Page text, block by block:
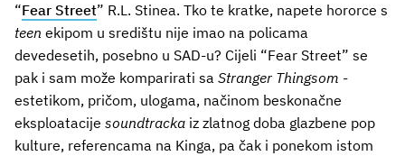
“Fear Street” R.L. Stinea. Tko te kratke, napete hororce s
teen ekipom u središtu nije imao na policama
devedesetih, posebno u SAD-u? Cijeli “Fear Street” se
pak i sam može komparirati sa Stranger Thingsom -
estetikom, pričom, ulogama, načinom beskonačne
eksploatacije soundtracka iz zlatnog doba glazbene pop
kulture, referencama na Kinga, pa čak i ponekom istom